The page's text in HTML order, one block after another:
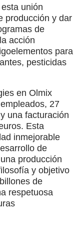
unión
producción y dar
de
acción
para
pesticidas
en Olmix
27
una facturación
Esta
inmejorable
de
producción
y objetivo
de
respetuosa